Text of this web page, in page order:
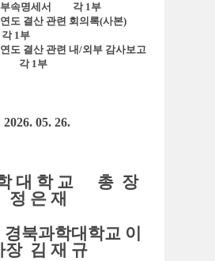
부속명세서 각 1부
도 결산 관련 회의록(사본)
도 결산 관련 내/외부 감사보고
부
2026. 05. 26.
대 학 교 총 장
정 은 재
북과학대학교 이
장 김 재 규